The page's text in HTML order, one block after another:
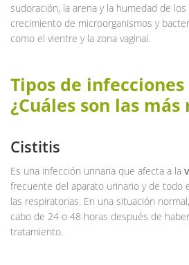
sudoración, la arena y la humedad de
crecimiento de microorganismos y
como el vientre y la zona vaginal.
Tipos de
¿Cuáles son las
Cistitis
Es una infección urinaria que afecta a la
frecuente del aparato urinario y de todo
las respiratorias. En una situación
cabo de 24 o 48 horas después de
tratamiento.